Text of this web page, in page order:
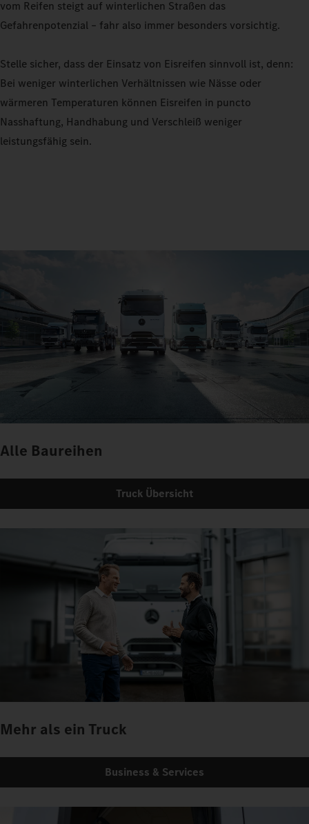
vom Reifen steigt auf winterlichen Straßen das
Gefahrenpotenzial – fahr also immer besonders vorsichtig.
Stelle sicher, dass der Einsatz von Eisreifen sinnvoll ist, denn:
Bei weniger winterlichen Verhältnissen wie Nässe oder
wärmeren Temperaturen können Eisreifen in puncto
Nasshaftung, Handhabung und Verschleiß weniger
leistungsfähig sein.
Alle Baureihen
Truck Übersicht
Mehr als ein Truck
Business & Services